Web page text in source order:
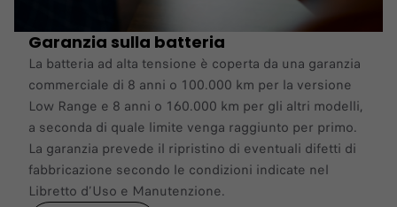
Garanzia sulla batteria
La batteria ad alta tensione è coperta da una garanzia
commerciale di 8 anni o 100.000 km per la versione
Low Range e 8 anni o 160.000 km per gli altri modelli,
a seconda di quale limite venga raggiunto per primo.
La garanzia prevede il ripristino di eventuali difetti di
fabbricazione secondo le condizioni indicate nel
Libretto d’Uso e Manutenzione.